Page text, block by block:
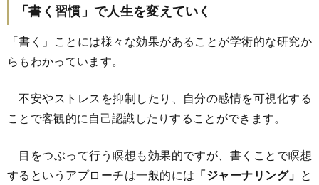
「書く習慣」で人生を変えていく
「書く」ことには様々な効果があることが学術的な研究か
らもわかっています。
不安やストレスを抑制したり、自分の感情を可視化する
ことで客観的に自己認識したりすることができます。
目をつぶって行う瞑想も効果的ですが、書くことで瞑想
するというアプローチは一般的には 「ジャーナリング」 と